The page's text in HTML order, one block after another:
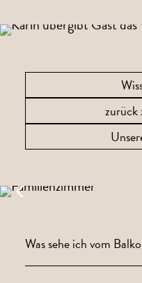
zurück
Was sehe ich vom